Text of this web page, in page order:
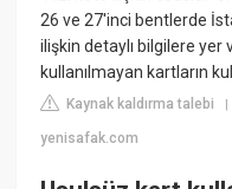
26 ve 27'inci bentlerde
ilişkin detaylı bilgilere yer
kullanılmayan kartların
Kaynak kaldırma talebi
yenisafak.com